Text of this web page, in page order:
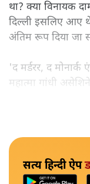
था? क्या विनायक
दिल्ली इसलिए आए
अंतिम रूप दिया जा
'द मर्डरर, द
महात्मा गांधी
सत्य हिन्दी ऐप